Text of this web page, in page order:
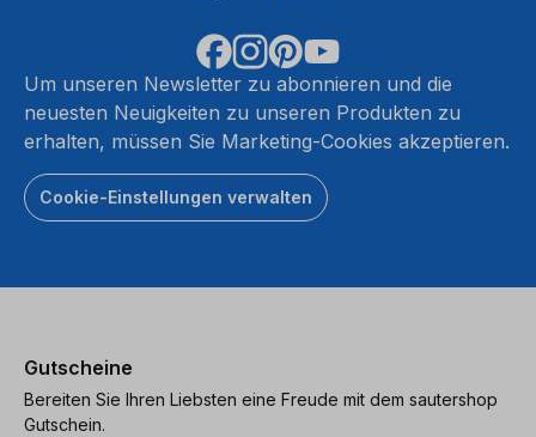
Um unseren Newsletter zu abonnieren und die
neuesten Neuigkeiten zu unseren Produkten zu
erhalten, müssen Sie Marketing-Cookies akzeptieren.
Cookie-Einstellungen verwalten
Gutscheine
Bereiten Sie Ihren Liebsten eine Freude mit dem sautershop
Gutschein.